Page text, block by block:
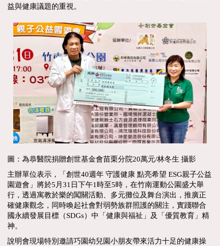
益與健康議題的重視。
圖：為恭醫院捐贈創世基金會苗栗分院20萬元/林冬生 攝影
主辦單位表示，「創世40週年 守護健康 點亮希望 ESG親子公益
園遊會」將於5月31日下午1時至5時，在竹南運動公園盛大舉
行，透過寓教於樂的闖關活動、多元攤位及舞台演出，推廣正
確健康觀念，同時喚起社會對弱勢族群照護的關注，實踐聯合
國永續發展目標（SDGs）中「健康與福祉」及「優質教育」精
神。
說明會現場特別邀請巧園幼兒園小朋友帶來活力十足的健康操